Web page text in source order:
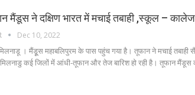
मैंडूस ने दक्षिण भारत में मचाई तबाही ,स्कूल –
Dec 10, 2022
। मैंडूूस महाबलिपुरम के पास पहुंच गया है। तूफान ने मचाई तबाही
कई जिलों में आंधी-तूफान और तेज बारिश हो रही है। तूफान